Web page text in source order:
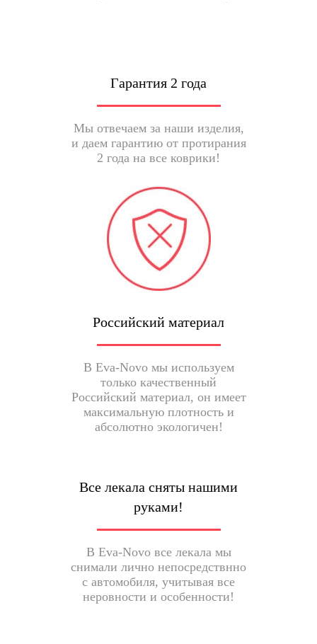
Гарантия 2 года
Мы отвечаем за наши изделия,
и даем гарантию от протирания
2 года на все коврики!
Российский материал
В Eva-Novo мы используем
только качественный
Российский материал, он имеет
максимальную плотность и
абсолютно экологичен!
Все лекала сняты нашими
руками!
В Eva-Novo все лекала мы
снимали лично непосредствнно
с автомобиля, учитывая все
неровности и особенности!